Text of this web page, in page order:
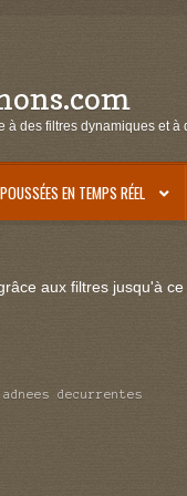
des filtres dynamiques et
POUSSÉES EN TEMPS RÉEL
aux filtres jusqu'à
adnees decurrentes